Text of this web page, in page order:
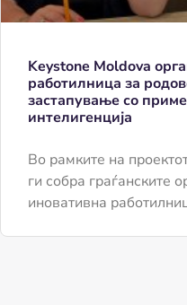
Keystone Moldova
работилница за
застапување со
интелигенција
Во рамките на
ги собра граѓанските
иновативна